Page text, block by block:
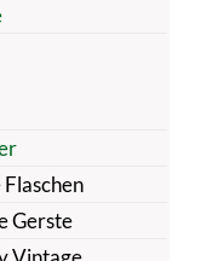
Gerste